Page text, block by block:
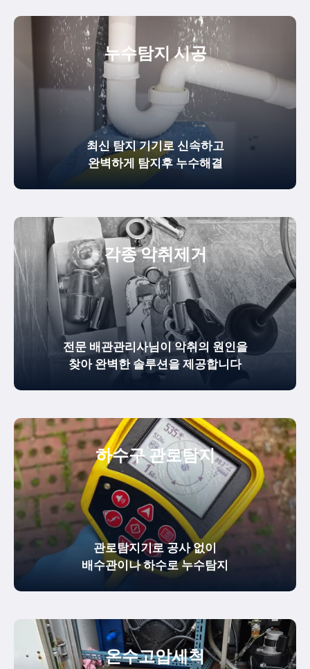
누수탐지 시공
최신 탐지 기기로 신속하고
완벽하게 탐지후 누수해결
각종 악취제거
전문 배관관리사님이 악취의 원인을
찾아 완벽한 솔루션을 제공합니다
하수구 관로탐지
관로탐지기로 공사 없이
배수관이나 하수로 누수탐지
온수고압세척